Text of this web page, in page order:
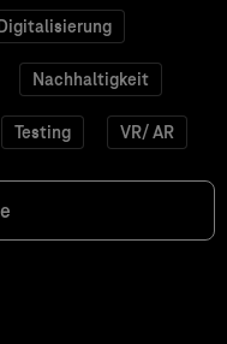
Nachhaltigkeit
Testing VR/ AR